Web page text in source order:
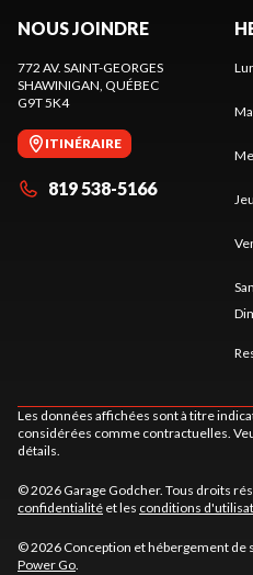
NOUS JOINDRE
772 AV. SAINT-GEORGES
SHAWINIGAN, QUÉBEC
G9T 5K4
ITINÉRAIRE
819 538-5166
Les données affichées sont à titre
considérées comme contractuelles.
détails.
© 2026 Garage Godcher. Tous droits
confidentialité et les conditions
© 2026 Conception et hébergement de
Power Go.